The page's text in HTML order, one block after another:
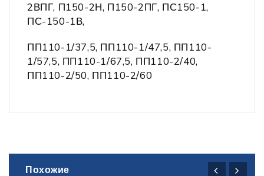
2ВПГ, П150-2Н, П150-2ПГ, ПС150-1,
ПС-150-1В,
ПП110-1/37,5, ПП110-1/47,5, ПП110-
1/57,5, ПП110-1/67,5, ПП110-2/40,
ПП110-2/50, ПП110-2/60
Похожие